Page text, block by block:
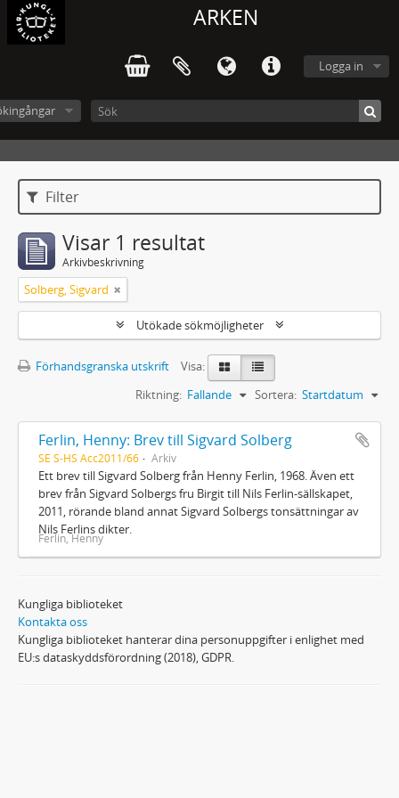
ARKEN
Logga in
Filter
Visar 1 resultat
Arkivbeskrivning
Solberg, Sigvard
Utökade sökmöjligheter
Förhandsgranska utskrift
Visa:
Sortera: Startdatum
Riktning: Fallande
Ferlin, Henny: Brev till Sigvard Solberg
SE S-HS Acc2011/66 Arkiv
Ett brev till Sigvard Solberg från Henny Ferlin, 1968. Även ett
brev från Sigvard Solbergs fru Birgit till Nils Ferlin-sällskapet,
2011, rörande bland annat Sigvard Solbergs tonsättningar av
Nils Ferlins dikter.
Ferlin, Henny
Kungliga biblioteket
Kontakta oss
Kungliga biblioteket hanterar dina personuppgifter i enlighet med
EU:s dataskyddsförordning (2018), GDPR.